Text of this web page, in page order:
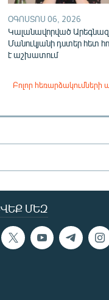
ՕԳՈՍՏՈՍ 06, 2026
Կալանավորված Արեգնազ
Մանուկյանի դստեր հետ
է աշխատում
Բոլոր հեռարձակումների
ՄԵԶ